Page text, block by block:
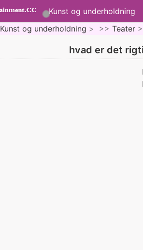
Kunst og underholdning
Kunst og underholdning > >> Teater
hvad er det